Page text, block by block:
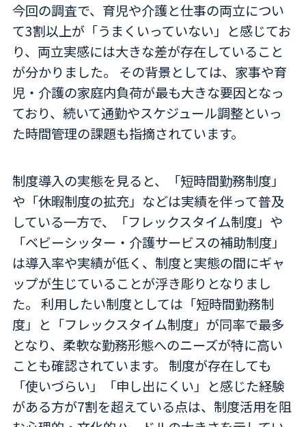
今回の調査で、育児や介護と仕事の両立につい
て3割以上が「うまくいっていない」と感じてお
り、両立実感には大きな差が存在していること
が分かりました。 その背景としては、家事や育
児・介護の家庭内負荷が最も大きな要因となっ
ており、続いて通勤やスケジュール調整といっ
た時間管理の課題も指摘されています。
制度導入の実態を見ると、「短時間勤務制度」
や「休暇制度の拡充」などは実績を伴って普及
している一方で、「フレックスタイム制度」や
「ベビーシッター・介護サービスの補助制度」
は導入率や実績が低く、制度と実態の間にギャ
ップが生じていることが浮き彫りとなりまし
た。 利用したい制度としては「短時間勤務制
度」と「フレックスタイム制度」が同率で最多
となり、柔軟な勤務形態へのニーズが特に高い
ことも確認されています。 制度が存在しても
「使いづらい」「申し出にくい」と感じた経験
がある方が7割を超えている点は、制度活用を阻